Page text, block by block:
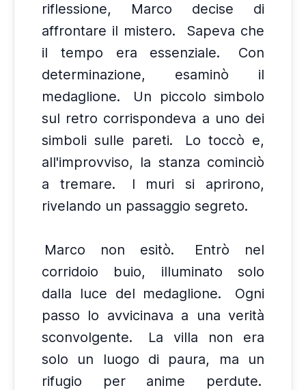
riflessione, Marco decise di
affrontare il mistero.
Sapeva che
il tempo era essenziale.
Con
determinazione, esaminò il
medaglione.
Un piccolo simbolo
sul retro corrispondeva a uno dei
simboli sulle pareti.
Lo toccò e,
all'improvviso, la stanza cominciò
a tremare.
I muri si aprirono,
rivelando un passaggio segreto.
Marco non esitò.
Entrò nel
corridoio buio, illuminato solo
dalla luce del medaglione.
Ogni
passo lo avvicinava a una verità
sconvolgente.
La villa non era
solo un luogo di paura, ma un
rifugio per anime perdute.